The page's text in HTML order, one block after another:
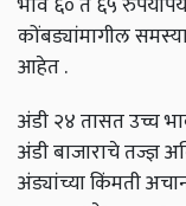
कोंबड्यांमागील
आहेत .
अंडी २४ तासत उच्च
अंडी बाजाराचे तज्ज्ञ
अंड्यांच्या किंमती